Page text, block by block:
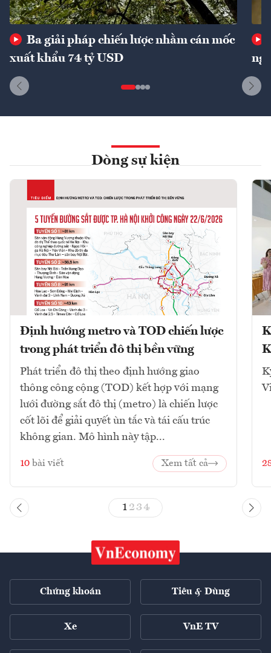
Ba giải pháp chiến lược nhằm cán mốc
xuất khẩu 74 tỷ USD
Dòng sự kiện
Định hướng metro và TOD chiến lược
trong phát triển đô thị bền vững
Phát triển đô thị theo định hướng giao
thông công cộng (TOD) kết hợp với mạng
lưới đường sắt đô thị (metro) là chiến lược
cốt lõi để giải quyết ùn tắc và tái cấu trúc
không gian. Mô hình này tập...
10 bài viết Xem tất cả
1 23 4
Chứng khoán Tiêu & Dùng
Xe VnE TV